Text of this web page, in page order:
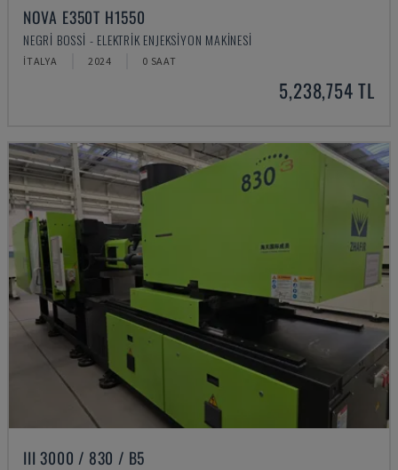
NOVA E350T H1550
NEGRI BOSSI - ELEKTRIK ENJEKSIYON MAKINESI
İTALYA 2024 0 SAAT
5,238,754 TL
III 3000 / 830 / B5